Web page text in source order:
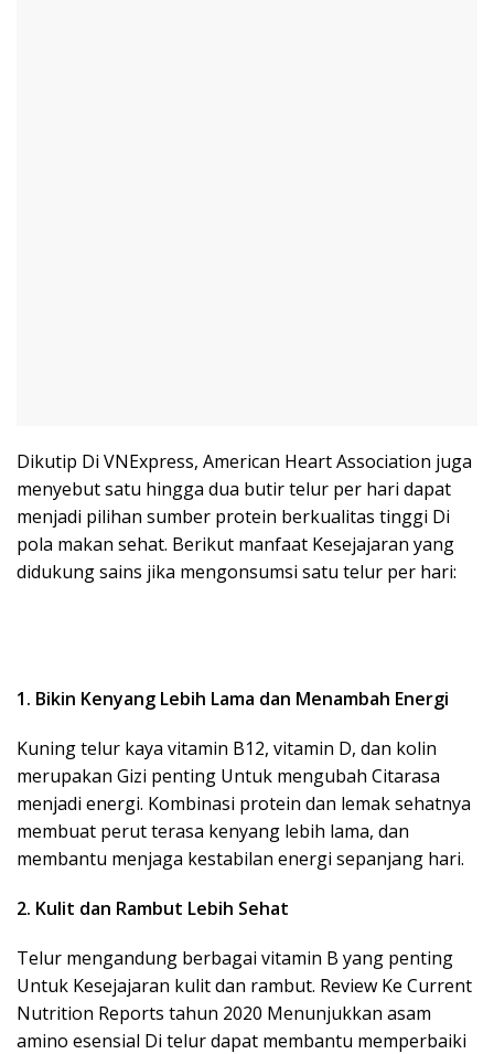
Dikutip Di VNExpress, American Heart Association juga
menyebut satu hingga dua butir telur per hari dapat
menjadi pilihan sumber protein berkualitas tinggi Di
pola makan sehat. Berikut manfaat Kesejajaran yang
didukung sains jika mengonsumsi satu telur per hari:
1. Bikin Kenyang Lebih Lama dan Menambah Energi
Kuning telur kaya vitamin B12, vitamin D, dan kolin
merupakan Gizi penting Untuk mengubah Citarasa
menjadi energi. Kombinasi protein dan lemak sehatnya
membuat perut terasa kenyang lebih lama, dan
membantu menjaga kestabilan energi sepanjang hari.
2. Kulit dan Rambut Lebih Sehat
Telur mengandung berbagai vitamin B yang penting
Untuk Kesejajaran kulit dan rambut. Review Ke Current
Nutrition Reports tahun 2020 Menunjukkan asam
amino esensial Di telur dapat membantu memperbaiki